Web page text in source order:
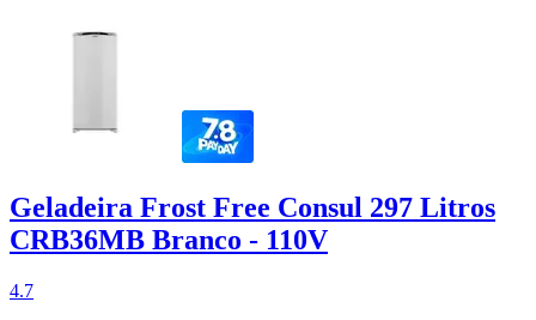
Geladeira Frost Free Consul 297 Litros
CRB36MB Branco - 110V
4.7